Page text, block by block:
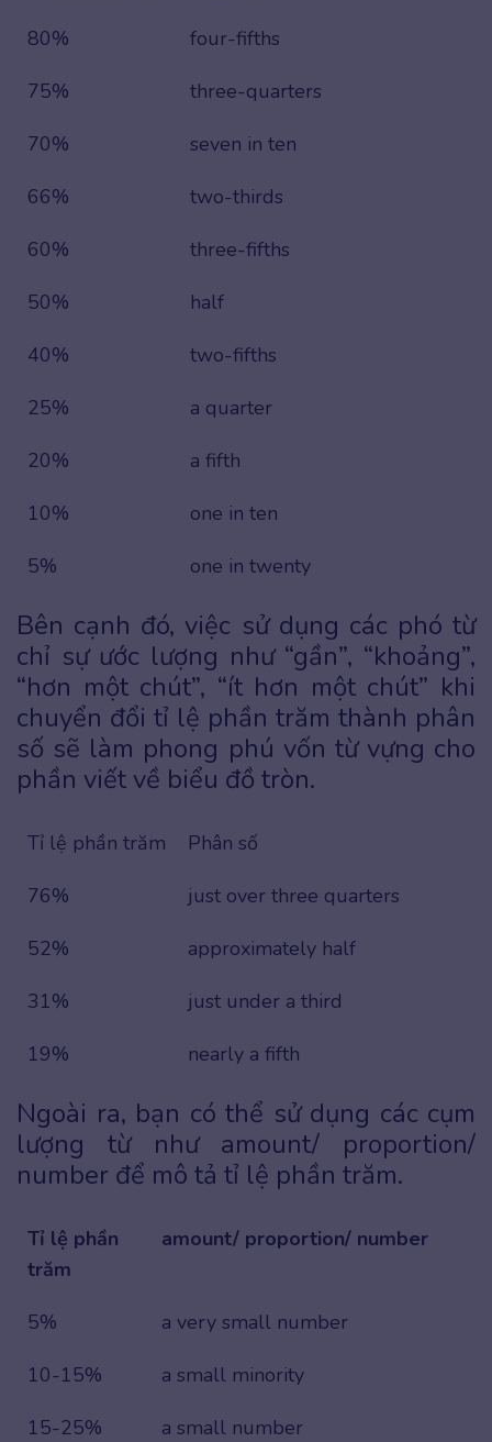
80%
four-fifths
75%
three-quarters
70%
seven in ten
66%
two-thirds
60%
three-fifths
50%
half
40%
two-fifths
25%
a quarter
20%
a fifth
10%
one in ten
5%
one in twenty
Bên cạnh đó, việc sử dụng các phó từ
chỉ sự ước lượng như “gần”, “khoảng”,
“hơn một chút”, “ít hơn một chút” khi
chuyển đổi tỉ lệ phần trăm thành phân
số sẽ làm phong phú vốn từ vựng cho
phần viết về biểu đồ tròn.
Tỉ lệ phần trăm
Phân số
76%
just over three quarters
52%
approximately half
31%
just under a third
19%
nearly a fifth
Ngoài ra, bạn có thể sử dụng các cụm
lượng từ như amount/ proportion/
number để mô tả tỉ lệ phần trăm.
Tỉ lệ phần
trăm
amount/ proportion/ number
5%
a very small number
10-15%
a small minority
15-25%
a small number